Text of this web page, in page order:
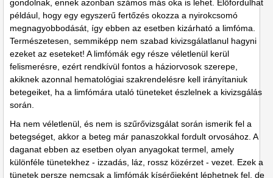
gondolnak, ennek azonban számos más oka is lehet. Előfordulhat
például, hogy egy egyszerű fertőzés okozza a nyirokcsomó
megnagyobbodását, így ebben az esetben kizárható a limfóma.
Természetesen, semmiképp nem szabad kivizsgálatlanul hagyni
ezeket az eseteket! A limfómák egy része véletlenül kerül
felismerésre, ezért rendkívül fontos a háziorvosok szerepe,
akiknek azonnal hematológiai szakrendelésre kell irányítaniuk
betegeiket, ha a limfómára utaló tüneteket észlelnek a kivizsgálás
során.
Ha nem véletlenül, és nem is szűrővizsgálat során ismerik fel a
betegséget, akkor a beteg már panaszokkal fordult orvosához. A
daganat ebben az esetben olyan anyagokat termel, amely
különféle tünetekhez - izzadás, láz, rossz közérzet - vezet. Ezek a
tünetek persze nemcsak a limfómák kísérőjeként léphetnek fel, de